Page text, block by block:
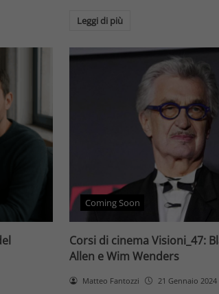
Leggi di più
Coming Soon
Corsi di cinema Visioni_47:
Allen e Wim Wenders
Matteo Fantozzi 21 Gennaio 2024